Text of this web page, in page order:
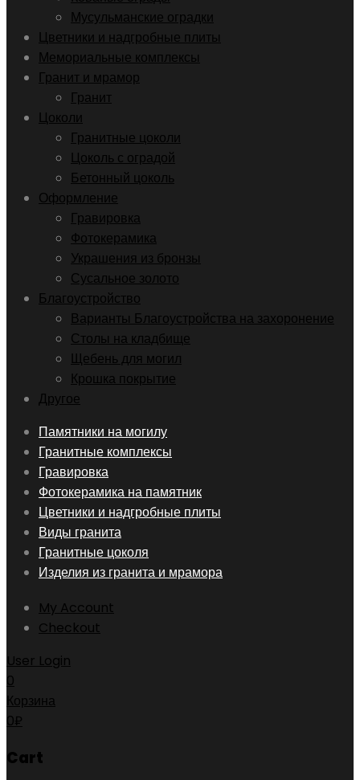
Мусульманские оградки
Цветники и надгробные плиты
Мемориальные комплексы
Гранит и мрамор
Гранит
Цоколи
Гранитные цоколи
Цоколь с оградой
Бетонный цоколь
Оформление
Гравировка
Фотокерамика
Украшения из бронзы
Сусальное золото
Благоустройство
Варианты Благоустройства на захоронение
Столы на кладбище
Щебень для могил
Крошка покрытие
Другое
Skip
content
Памятники на могилу
Гранитные комплексы
Гравировка
Фотокерамика на памятник
Цветники и надгробные плиты
Виды гранита
Гранитные цоколя
Изделия из гранита и мрамора
My Account
Checkout
User Login
0
Корзина
0₽
Cart